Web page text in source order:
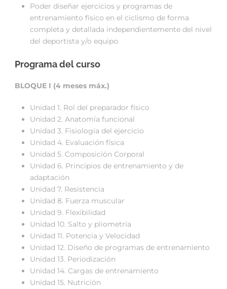
Poder diseñar ejercicios y programas de
entrenamiento físico en el ciclismo de forma
completa y detallada independientemente del nivel
del deportista y/o equipo.
Programa del curso
BLOQUE I (4 meses máx.)
Unidad 1. Rol del preparador físico
Unidad 2. Anatomía funcional
Unidad 3. Fisiología del ejercicio
Unidad 4. Evaluación física
Unidad 5. Composición Corporal
Unidad 6. Principios de entrenamiento y de
adaptación
Unidad 7. Resistencia
Unidad 8. Fuerza muscular
Unidad 9. Flexibilidad
Unidad 10. Salto y pliometría
Unidad 11. Potencia y Velocidad
Unidad 12. Diseño de programas de entrenamiento
Unidad 13. Periodización
Unidad 14. Cargas de entrenamiento
Unidad 15. Nutrición